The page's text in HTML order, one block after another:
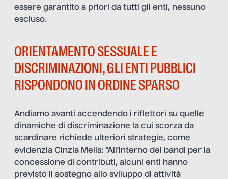
essere garantito a priori da tutti gli enti, nessuno
escluso.
ORIENTAMENTO SESSUALE E
DISCRIMINAZIONI, GLI ENTI PUBBLICI
RISPONDONO IN ORDINE SPARSO
Andiamo avanti accendendo i riflettori su quelle
dinamiche di discriminazione la cui scorza da
scardinare richiede ulteriori strategie, come
evidenzia Cinzia Melis: “All’interno dei bandi per la
concessione di contributi, alcuni enti hanno
previsto il sostegno allo sviluppo di attività